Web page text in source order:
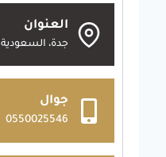
العنوان
جدة، السعودية
جوال
0550025546